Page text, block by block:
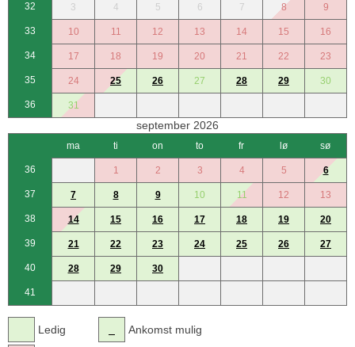
32 3 4 5 6 7 8 9
33 10 11 12 13 14 15 16
34 17 18 19 20 21 22 23
35 24 25 26 27 28 29 30
36 31
september 2026
ma ti on to fr lø sø
36 1 2 3 4 5 6
37 7 8 9 10 11 12 13
38 14 15 16 17 18 19 20
39 21 22 23 24 25 26 27
40 28 29 30
41
Ledig Ankomst mulig